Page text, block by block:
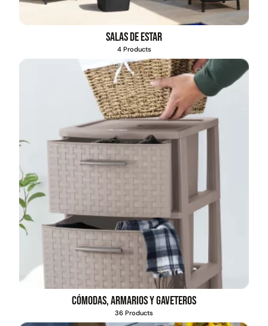
Salas de estar
4 Products
Cómodas, armarios y gaveteros
36 Products